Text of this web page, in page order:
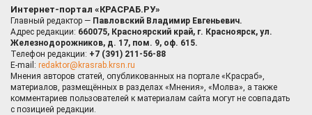
Интернет-портал «КРАСРАБ.РУ»
Главный редактор — Павловский Владимир Евгеньевич.
Адрес редакции: 660075, Красноярский край, г. Красноярск, ул.
Железнодорожников, д. 17, пом. 9, оф. 615.
Телефон редакции: +7 (391) 211-56-88
E-mail: redaktor@krasrab.krsn.ru
Мнения авторов статей, опубликованных на портале «Красраб»,
материалов, размещённых в разделах «Мнения», «Молва», а также
комментариев пользователей к материалам сайта могут не совпадать
с позицией редакции.